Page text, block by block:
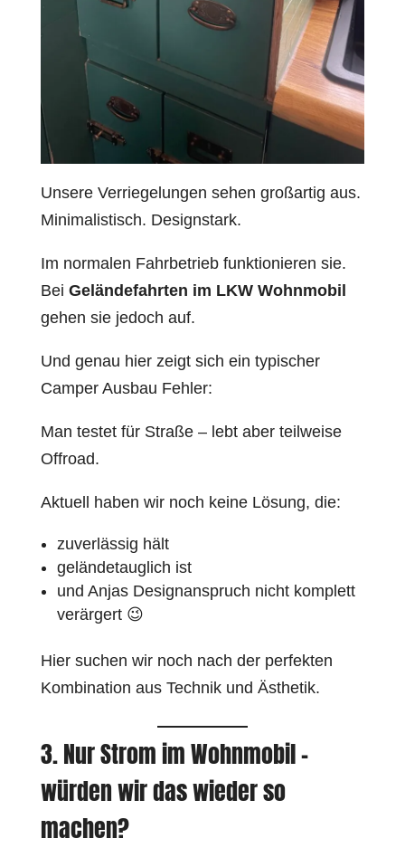
Unsere Verriegelungen sehen großartig aus.
Minimalistisch. Designstark.
Im normalen Fahrbetrieb funktionieren sie.
Bei Geländefahrten im LKW Wohnmobil
gehen sie jedoch auf.
Und genau hier zeigt sich ein typischer
Camper Ausbau Fehler:
Man testet für Straße – lebt aber teilweise
Offroad.
Aktuell haben wir noch keine Lösung, die:
zuverlässig hält
geländetauglich ist
und Anjas Designanspruch nicht komplett
verärgert 😉
Hier suchen wir noch nach der perfekten
Kombination aus Technik und Ästhetik.
3. Nur Strom im Wohnmobil –
würden wir das wieder so
machen?